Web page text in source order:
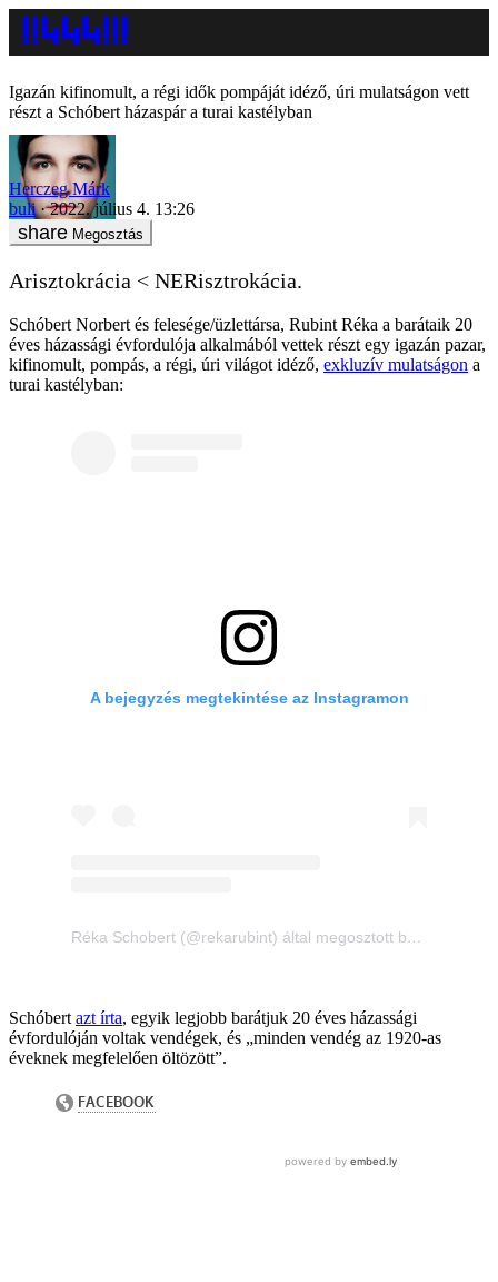
Igazán kifinomult, a régi idők pompáját idéző, úri mulatságon vett
részt a Schóbert házaspár a turai kastélyban
Herczeg Márk
buli
2022. július 4. 13:26
Megosztás
Arisztokrácia < NERisztrokácia.
Schóbert Norbert és felesége/üzlettársa, Rubint Réka a barátaik 20
éves házassági évfordulója alkalmából vettek részt egy igazán pazar,
kifinomult, pompás, a régi, úri világot idéző, exkluzív mulatságon a
turai kastélyban:
A bejegyzés megtekintése az Instagramon
Réka Schobert (@rekarubint) által megosztott bejegyzés
Schóbert azt írta, egyik legjobb barátjuk 20 éves házassági
évfordulóján voltak vendégek, és „minden vendég az 1920-as
éveknek megfelelően öltözött”.